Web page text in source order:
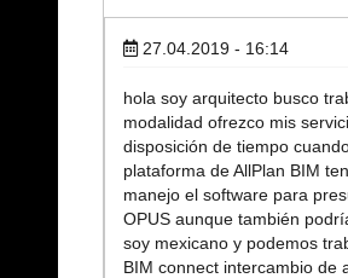
27.04.2019 - 16:14
hola soy arquitecto busco
modalidad ofrezco mis
disposición de tiempo
plataforma de AllPlan BIM
manejo el software para
OPUS aunque también
soy mexicano y podemos
BIM connect intercambio de